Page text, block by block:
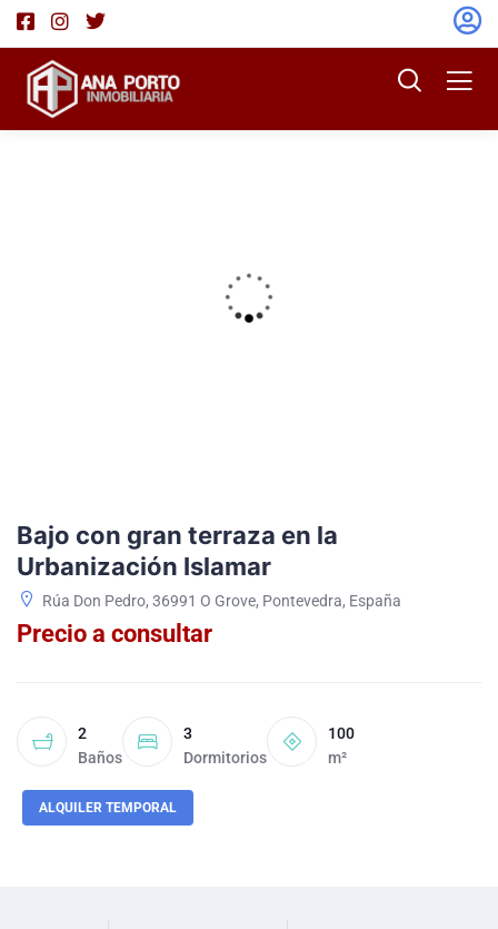
Bajo con gran terraza en la
Urbanización Islamar
Rúa Don Pedro, 36991 O Grove, Pontevedra, España
Precio a consultar
2
Baños
3
Dormitorios
100
m²
ALQUILER TEMPORAL